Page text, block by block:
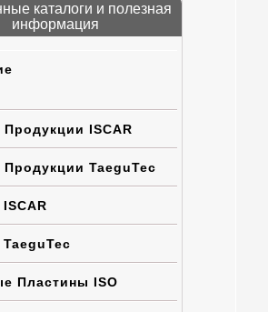
каталоги и полезная
информация
Продукции ISCAR
Продукции TaeguTec
Пластины ISO